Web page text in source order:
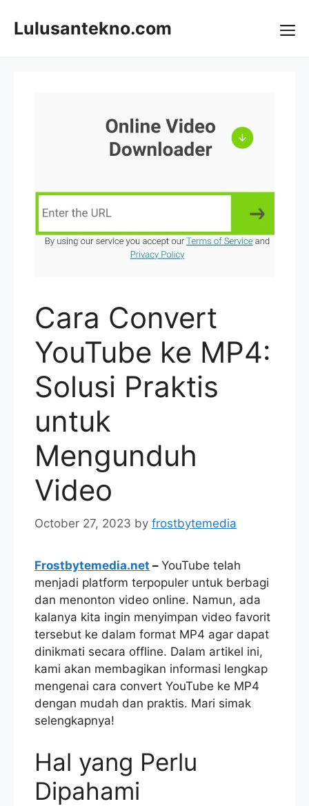
Lulusantekno.com
Cara Convert
YouTube ke MP4:
Solusi Praktis
untuk
Mengunduh
Video
October 27, 2023 by frostbytemedia
Frostbytemedia.net – YouTube telah
menjadi platform terpopuler untuk berbagi
dan menonton video online. Namun, ada
kalanya kita ingin menyimpan video favorit
tersebut ke dalam format MP4 agar dapat
dinikmati secara offline. Dalam artikel ini,
kami akan membagikan informasi lengkap
mengenai cara convert YouTube ke MP4
dengan mudah dan praktis. Mari simak
selengkapnya!
Hal yang Perlu
Dipahami